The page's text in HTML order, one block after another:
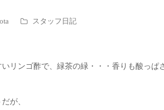
スタッフ日記
リンゴ酢で、緑茶の緑・・・香りも酸っぱ
が、